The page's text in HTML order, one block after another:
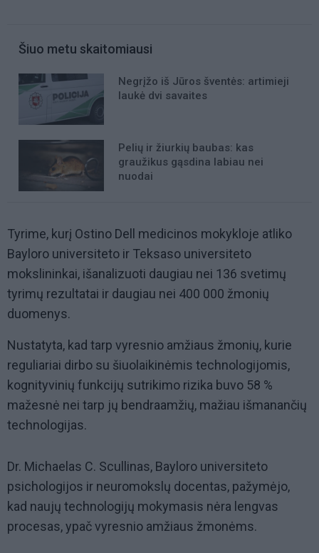
Šiuo metu skaitomiausi
Negrįžo iš Jūros šventės: artimieji
laukė dvi savaites
Pelių ir žiurkių baubas: kas
graužikus gąsdina labiau nei
nuodai
Tyrime, kurį Ostino Dell medicinos mokykloje atliko
Bayloro universiteto ir Teksaso universiteto
mokslininkai, išanalizuoti daugiau nei 136 svetimų
tyrimų rezultatai ir daugiau nei 400 000 žmonių
duomenys.
Nustatyta, kad tarp vyresnio amžiaus žmonių, kurie
reguliariai dirbo su šiuolaikinėmis technologijomis,
kognityvinių funkcijų sutrikimo rizika buvo 58 %
mažesnė nei tarp jų bendraamžių, mažiau išmanančių
technologijas.
Dr. Michaelas C. Scullinas, Bayloro universiteto
psichologijos ir neuromokslų docentas, pažymėjo,
kad naujų technologijų mokymasis nėra lengvas
procesas, ypač vyresnio amžiaus žmonėms.